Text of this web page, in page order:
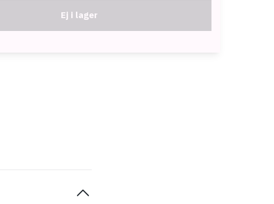
Ej i lager